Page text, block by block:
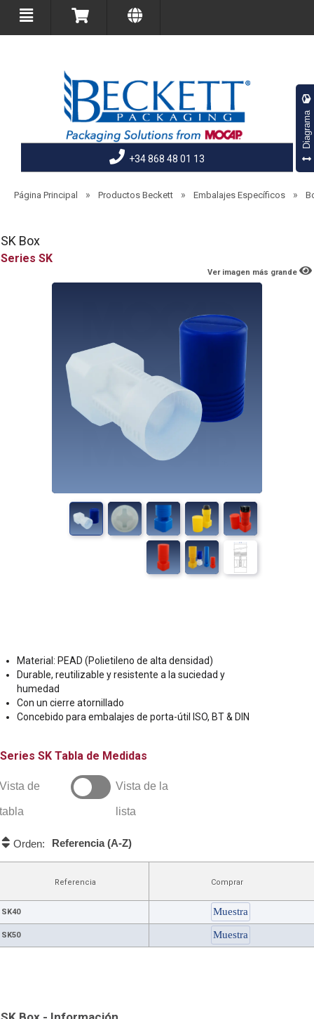
+34 868 48 01 13
Página Principal » Productos Beckett » Embalajes Específicos »
SK Box
SK
Ver imagen más grande
Material: PEAD (Polietileno de alta densidad)
Durable, reutilizable y resistente a la suciedad y
humedad
Con un cierre atornillado
Concebido para embalajes de porta-útil ISO, BT & DIN
SK Tabla de Medidas
Vista de
tabla
Vista de la
lista
Orden: Referencia (A-Z)
Referencia Comprar
SK40
SK50
Diagrama